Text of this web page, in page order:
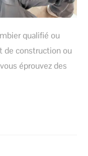
qualifié ou
de construction ou
éprouvez des